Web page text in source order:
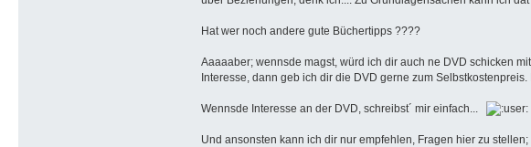
Hat wer noch andere gute Büchertipps ????
Aaaaaber; wennsde magst, würd ich dir auch ne DVD schicken
Interesse, dann geb ich dir die DVD gerne zum
Wennsde Interesse an der DVD, schreibst´ mir einfach...
Und ansonsten kann ich dir nur empfehlen, Fragen hier zu